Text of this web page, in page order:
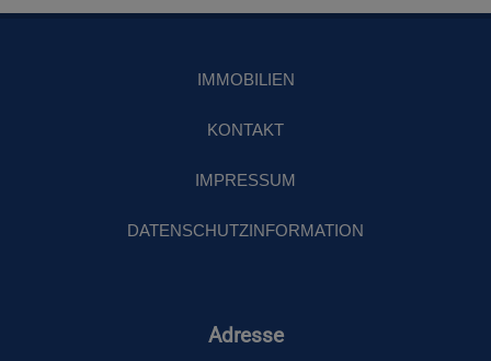
IMMOBILIEN
KONTAKT
IMPRESSUM
DATENSCHUTZINFORMATION
Adresse